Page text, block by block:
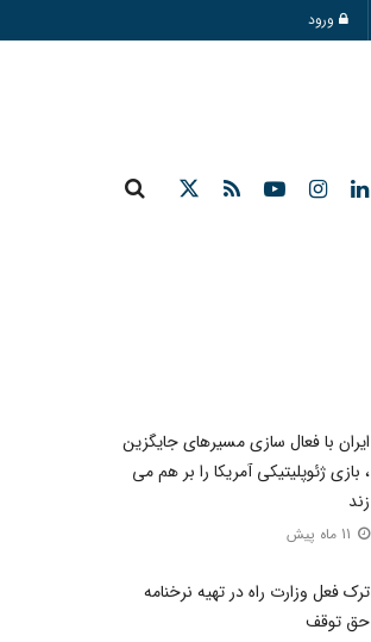
ورود
ایران با فعال سازی مسیرهای جایگزین
، بازی ژئوپلیتیکی آمریکا را بر هم می
زند
ترک فعل وزارت راه در تهیه نرخنامه
حق توقف